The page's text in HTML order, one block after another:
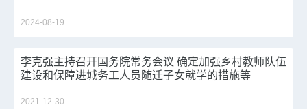
2024-08-19
李克强主持召开国务院常务会议 确定加强乡村教师队伍
建设和保障进城务工人员随迁子女就学的措施等
2021-12-30